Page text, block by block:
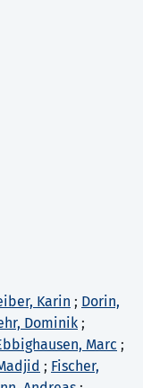
Karin ; Dorin,
Dominik ;
Marc ;
; Fischer,